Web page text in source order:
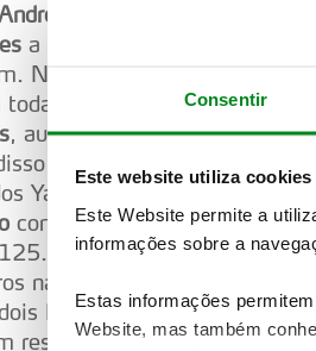
Consentir
Este website utiliza cookies
Este Website permite a
informações sobre a
Estas informações
Website, mas também
Mikkelsen, foi outro
a beneficiar dos azares de
Na realidade
as hipóteses de
, aumentando a vantagem
ocupa os 5 primeiros
Yaris Rally1.
com 158 pontos, seguido
Depois, Sami Pajari
na Grécia, totaliza 103
Hyundai, com Adrien
resto de campeonato